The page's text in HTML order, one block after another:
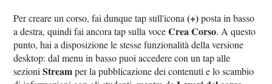
Per creare un corso, fai dunque tap sull'icona(+)posta in basso
a destra, quindi fai ancora tap sulla voceCrea Corso. A questo
punto, hai a disposizione le stesse funzionalità della versione
desktop: dal menu in basso puoi accedere con un tap alle
sezioniStreamper la pubblicazione dei contenuti e lo scambio